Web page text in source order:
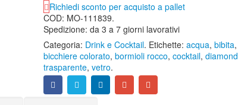
Richiedi sconto per acquisto a pallet
COD: MO-111839.
Spedizione: da 3 a 7 giorni lavorativi
Categoria: Drink e Cocktail. Etichette: acqua, bibita,
bicchiere colorato, bormioli rocco, cocktail, diamond
trasparente, vetro.